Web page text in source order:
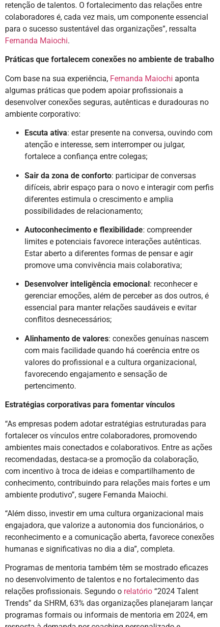
retenção de talentos. O fortalecimento das relações entre
colaboradores é, cada vez mais, um componente essencial
para o sucesso sustentável das organizações”, ressalta
Fernanda Maiochi.
Práticas que fortalecem conexões no ambiente de trabalho
Com base na sua experiência, Fernanda Maiochi aponta
algumas práticas que podem apoiar profissionais a
desenvolver conexões seguras, autênticas e duradouras no
ambiente corporativo:
Escuta ativa: estar presente na conversa, ouvindo com
atenção e interesse, sem interromper ou julgar,
fortalece a confiança entre colegas;
Sair da zona de conforto: participar de conversas
difíceis, abrir espaço para o novo e interagir com perfis
diferentes estimula o crescimento e amplia
possibilidades de relacionamento;
Autoconhecimento e flexibilidade: compreender
limites e potenciais favorece interações autênticas.
Estar aberto a diferentes formas de pensar e agir
promove uma convivência mais colaborativa;
Desenvolver inteligência emocional : reconhecer e
gerenciar emoções, além de perceber as dos outros, é
essencial para manter relações saudáveis e evitar
conflitos desnecessários;
Alinhamento de valores: conexões genuínas nascem
com mais facilidade quando há coerência entre os
valores do profissional e a cultura organizacional,
favorecendo engajamento e sensação de
pertencimento.
Estratégias corporativas para fomentar vínculos
“As empresas podem adotar estratégias estruturadas para
fortalecer os vínculos entre colaboradores, promovendo
ambientes mais conectados e colaborativos. Entre as ações
recomendadas, destaca-se a promoção da colaboração,
com incentivo à troca de ideias e compartilhamento de
conhecimento, contribuindo para relações mais fortes e um
ambiente produtivo”, sugere Fernanda Maiochi.
“Além disso, investir em uma cultura organizacional mais
engajadora, que valorize a autonomia dos funcionários, o
reconhecimento e a comunicação aberta, favorece conexões
humanas e significativas no dia a dia”, completa.
Programas de mentoria também têm se mostrado eficazes
no desenvolvimento de talentos e no fortalecimento das
relações profissionais. Segundo o relatório “2024 Talent
Trends” da SHRM, 63% das organizações planejaram lançar
programas formais ou informais de mentoria em 2024, em